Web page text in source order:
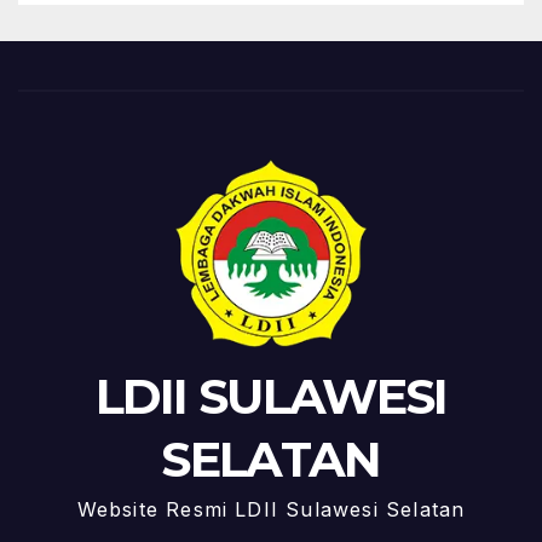
LDII SULAWESI
SELATAN
Website Resmi LDII Sulawesi Selatan